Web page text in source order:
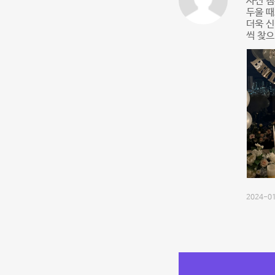
두울
더욱
씩 찾
2024-